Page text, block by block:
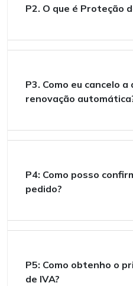
P2. O que é Proteção
P3. Como eu cancelo
renovação
P4: Como posso
pedido?
P5: Como obtenho o
de IVA?